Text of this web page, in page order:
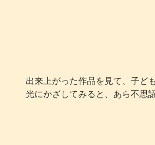
出来上がった作品を見て、子ど
光にかざしてみると、あら不思